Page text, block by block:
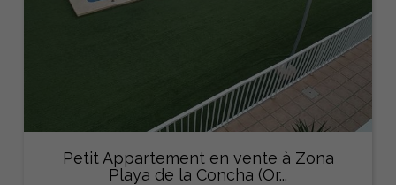
Petit Appartement en vente à Zona
Playa de la Concha (Or...